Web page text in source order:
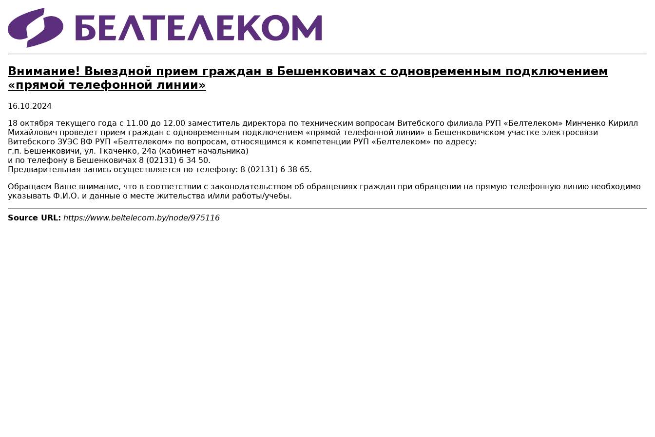
Внимание! Выездной прием граждан в Бешенковичах с одновременным подключением
«прямой телефонной линии»
16.10.2024
18 октября текущего года с 11.00 до 12.00 заместитель директора по техническим вопросам Витебского филиала РУП «Белтелеком» Минченко Кирилл
Михайлович проведет прием граждан с одновременным подключением «прямой телефонной линии» в Бешенковичском участке электросвязи
Витебского ЗУЭС ВФ РУП «Белтелеком» по вопросам, относящимся к компетенции РУП «Белтелеком» по адресу:
г.п. Бешенковичи, ул. Ткаченко, 24а (кабинет начальника)
и по телефону в Бешенковичах 8 (02131) 6 34 50.
Предварительная запись осуществляется по телефону: 8 (02131) 6 38 65.
Обращаем Ваше внимание, что в соответствии с законодательством об обращениях граждан при обращении на прямую телефонную линию необходимо
указывать Ф.И.О. и данные о месте жительства и/или работы/учебы.
Source URL: https://www.beltelecom.by/node/975116